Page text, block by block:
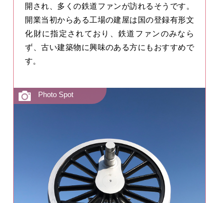
開され、多くの鉄道ファンが訪れるそうです。
開業当初からある工場の建屋は国の登録有形文
化財に指定されており、鉄道ファンのみなら
ず、古い建築物に興味のある方にもおすすめで
す。